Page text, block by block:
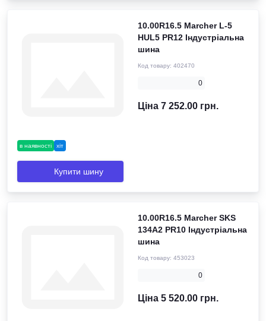
в наявності хіт
10.00R16.5 Marcher L-5
HUL5 PR12 Індустріальна
шина
Код товару: 402470
0
Ціна 7 252.00 грн.
Купити шину
10.00R16.5 Marcher SKS
134A2 PR10 Індустріальна
шина
Код товару: 453023
0
Ціна 5 520.00 грн.